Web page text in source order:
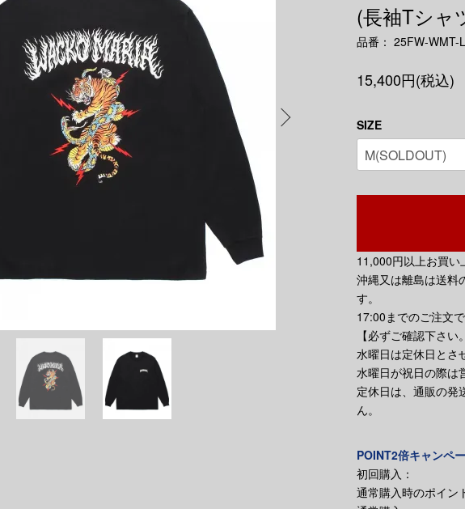
(長袖Tシャ
品番： 25FW-WMT-
15,400円(税込)
SIZE
11,000円以上お買
沖縄又は離島は送料
す。
17:00までのご注文
【必ずご確認下さい
水曜日は定休日とさ
水曜日が祝日の際は
定休日は、通販の発
ん。
POINT2倍キャンペ
初回購入：
通常購入時のポイン